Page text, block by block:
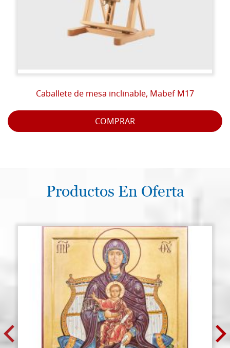
Caballete de mesa inclinable, Mabef M17
COMPRAR
Productos En Oferta